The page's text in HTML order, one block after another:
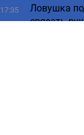
17:35
Ловушка
связать